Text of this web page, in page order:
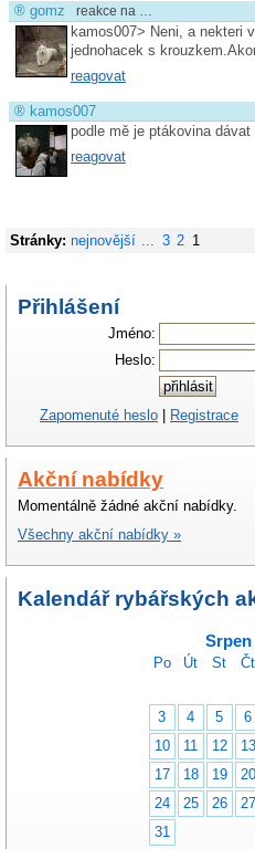
® gomz reakce na …
kamos007> Neni, a nekteri
jednohacek s
reagovat
® kamos007
podle mě je ptákovina
reagovat
Stránky: nejnovější ... 3 2 1
Přihlášení
Jméno:
Heslo:
Zapomenuté heslo Registrace
Akční nabídky
Momentálně žádné akční nabídky.
Všechny akční nabídky »
Kalendář rybářských
Srpen
Po Út St Čt
3
4 5 6
10
11 12 13
17
18 19 20
24
25 26 27
31